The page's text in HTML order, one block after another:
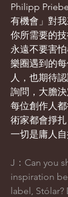
Philipp
有機會」對
你所需要的
永遠不要害
樂圈遇到的
人，也期待
詢問，大膽
每位創作人
術家都會掙
一切是庸人自
J：Can you
inspiration
label, Stólar?